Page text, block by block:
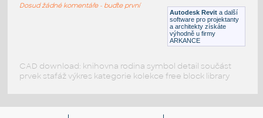
Autodesk Revit a další
software pro projektanty
a architekty získáte
výhodně u firmy
ARKANCE
Dosud žádné komentáře - buďte první
CAD download: knihovna rodina symbol detail součást
prvek stafáž výkres kategorie kolekce free block library